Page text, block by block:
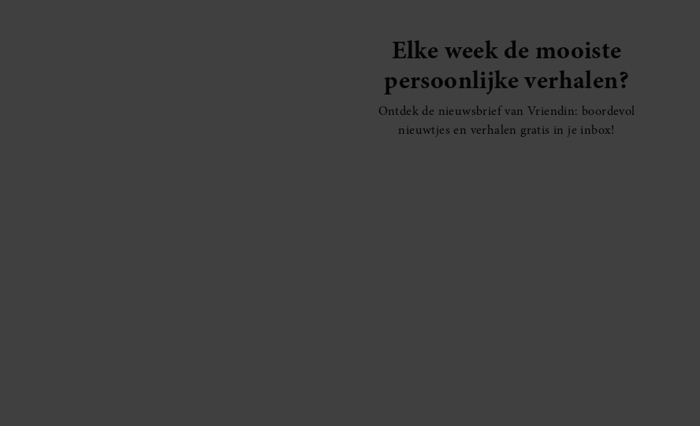
Elke week de mooiste
persoonlijke verhalen?
Ontdek de nieuwsbrief van Vriendin: boordevol
nieuwtjes en verhalen gratis in je inbox!